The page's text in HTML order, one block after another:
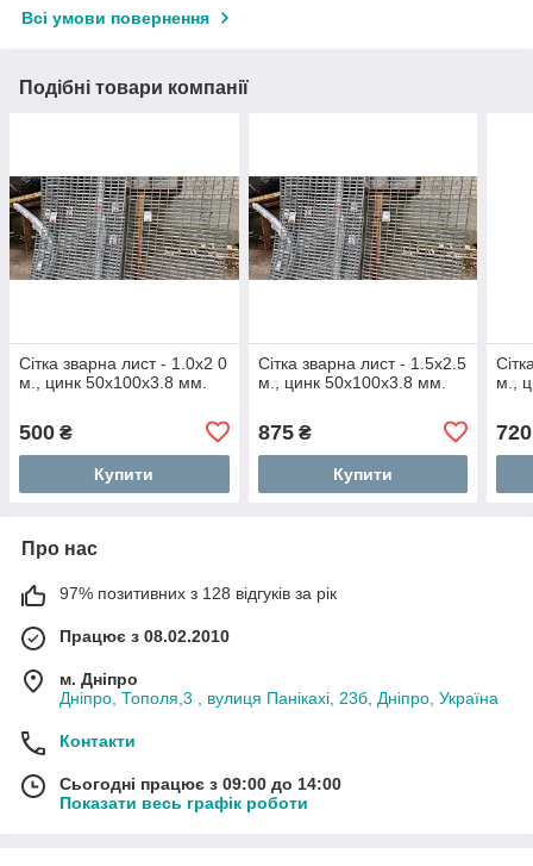
Всі умови повернення
Подібні товари компанії
Сітка зварна лист - 1.0х2 0
м., цинк 50х100х3.8 мм.
500 ₴
Купити
Сітка зварна лист - 1.5х2.5
м., цинк 50х100х3.8 мм.
875₴
Купити
м.,
720
Про нас
97% позитивних з 128 відгуків за рік
Працює з 08.02.2010
м. Дніпро
Дніпро, Тополя,3 , вулиця Панікахі, 23б, Дніпро, Україна
Контакти
Сьогодні працює з 09:00 до 14:00
Показати весь графік роботи